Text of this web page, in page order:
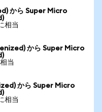
から Super Micro
相当
から Super Micro
当
から Super Micro
相当